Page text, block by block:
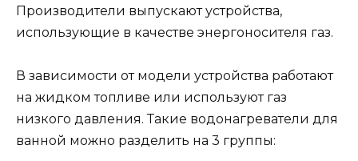
Производители выпускают устройства,
использующие в качестве энергоносителя газ.
В зависимости от модели устройства работают
на жидком топливе или используют газ
низкого давления. Такие водонагреватели для
ванной можно разделить на 3 группы: